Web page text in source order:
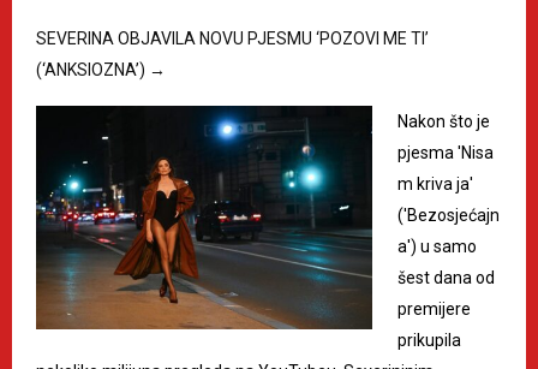
SEVERINA OBJAVILA NOVU PJESMU ‘POZOVI ME TI’
(‘ANKSIOZNA’) →
Nakon što je
pjesma 'Nisa
m kriva ja'
('Bezosjećajn
a') u samo
šest dana od
premijere
prikupila